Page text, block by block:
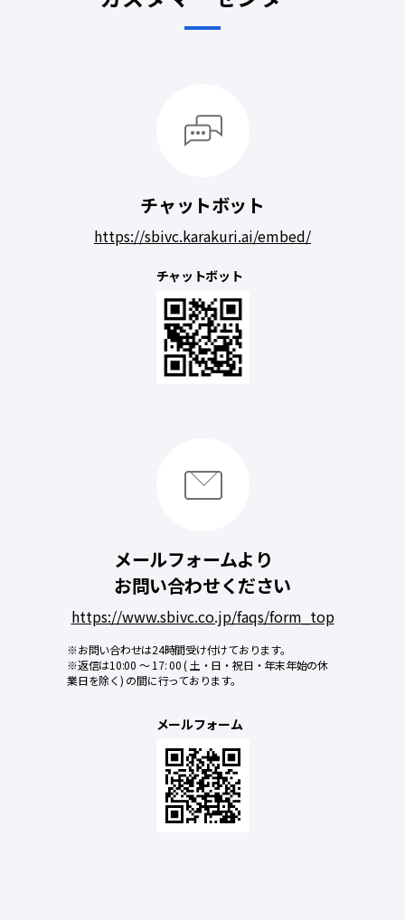
チャットボット
https://sbivc.karakuri.ai/embed/
チャットボット
メールフォームより
お問い合わせください
https://www.sbivc.co.jp/faqs/form_top
※お問い合わせは24時間受け付けております。
※返信は10:00 ～ 17: 00 ( 土・日・祝日・年末年始の休
業日を除く) の間に行っております。
メールフォーム